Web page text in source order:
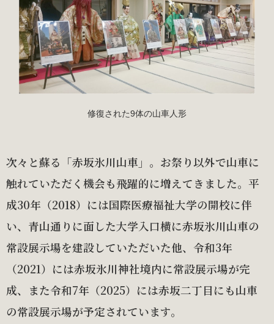
修復された9体の山車人形
次々と蘇る「赤坂氷川山車」。お祭り以外で山車に
触れていただく機会も飛躍的に増えてきました。平
成30年（2018）には国際医療福祉大学の開校に伴
い、青山通りに面した大学入口横に赤坂氷川山車の
常設展示場を建設していただいた他、令和3年
（2021）には赤坂氷川神社境内に常設展示場が完
成、また令和7年（2025）には赤坂二丁目にも山車
の常設展示場が予定されています。